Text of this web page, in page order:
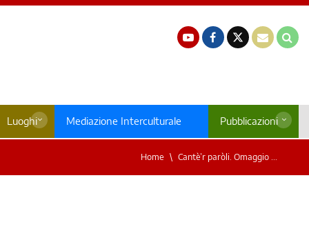
Luoghi Mediazione Interculturale Pubblicazioni
Home Cantè’r paròli. Omaggio ...